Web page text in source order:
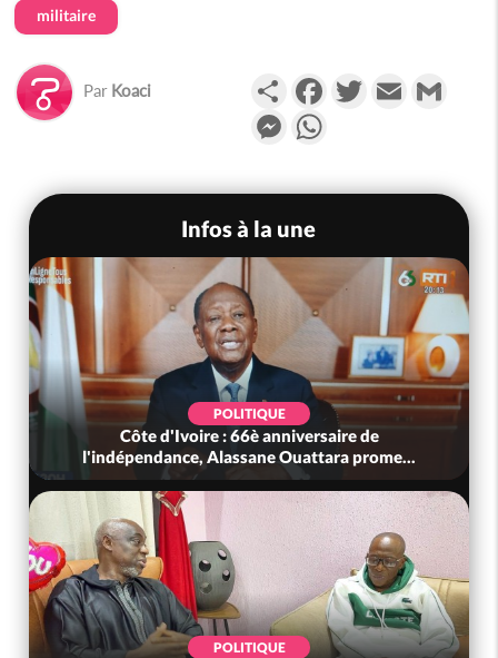
militaire
Par Koaci PartagerFacebookTwitterEmail
Messenger
Infos à la une
POLITIQUE
Côte d'Ivoire : 66è anniversaire de
l'indépendance, Alassane Ouattara prome...
POLITIQUE